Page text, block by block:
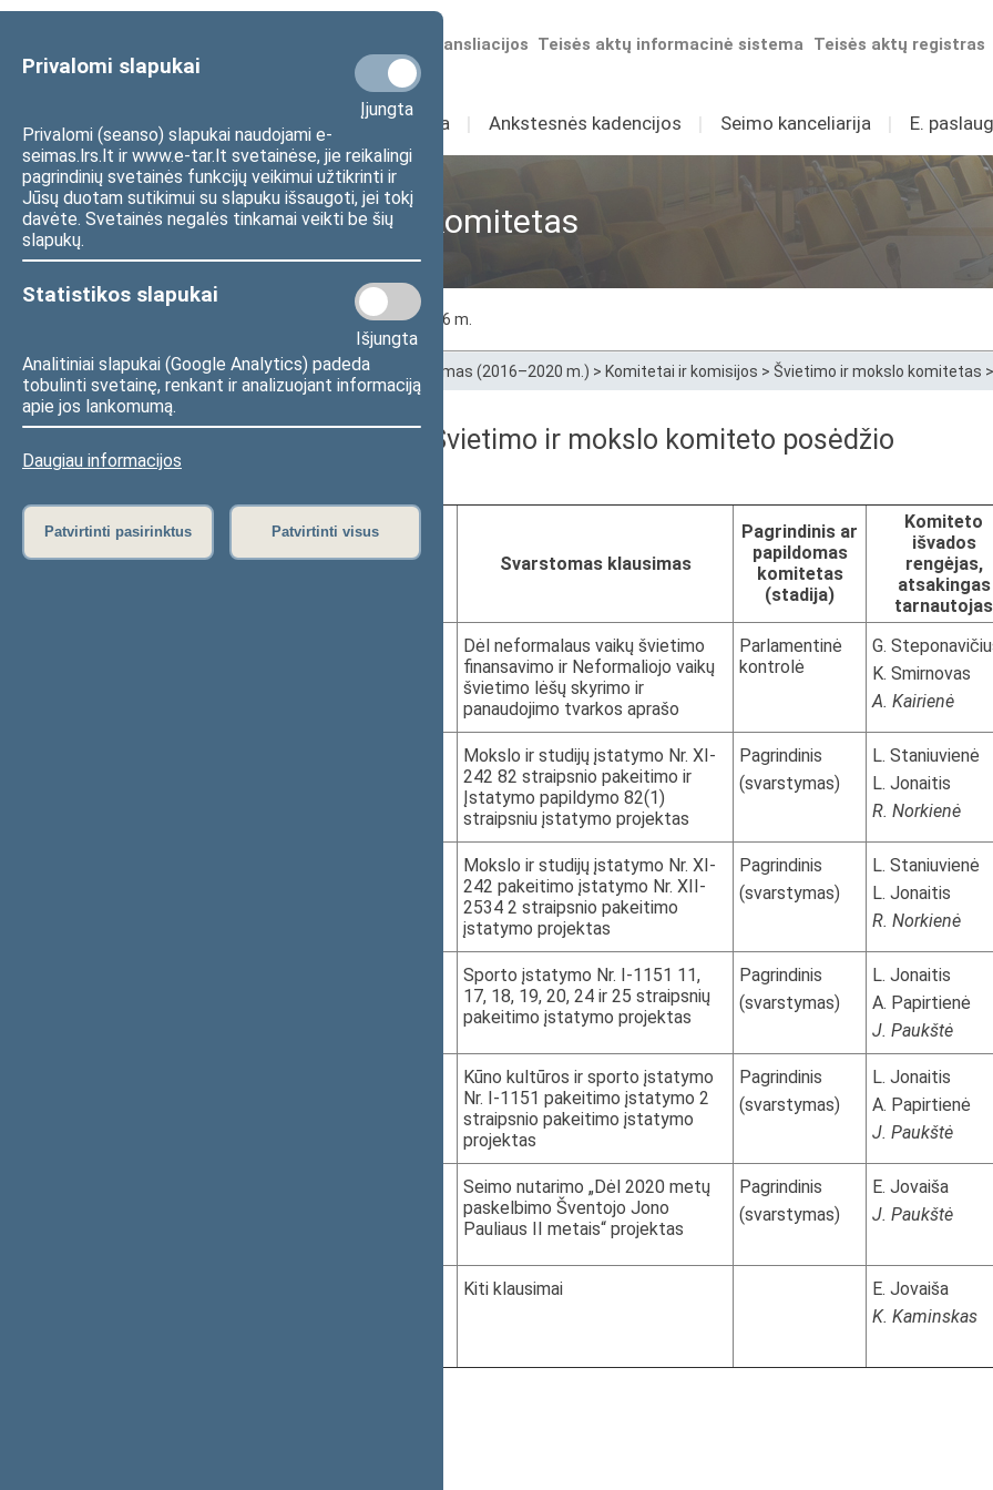
Privalomi slapukai
Įjungta
Privalomi (seanso) slapukai naudojami e-
seimas.lrs.lt ir www.e-tar.lt svetainėse, jie reikalingi
pagrindinių svetainės funkcijų veikimui užtikrinti ir
Jūsų duotam sutikimui su slapuku išsaugoti, jei tokį
davėte. Svetainės negalės tinkamai veikti be šių
slapukų.
Statistikos slapukai
Išjungta
Analitiniai slapukai (Google Analytics) padeda
tobulinti svetainę, renkant ir analizuojant informaciją
apie jos lankomumą.
Daugiau informacijos
Patvirtinti pasirinktus Patvirtinti visus
Teisės aktų registras
Teisės aktų informacinė sistema
Numatomos transliacijos
Sudėtis Veikla I Ankstesnės kadencijos I Seimo kanceliarija I E.
Švietimo ir mokslo komitetas
2017 m. 2016 m.
Pradžia>Ankstesnės kadencijos XII Seimas (2016–2020 m.) > Komitetai ir komisijos > Švietimo ir mokslo komitetas
2019 m. lapkričio 27 d. Švietimo ir mokslo komiteto posėdžio
darbotvarkė
Eil.
Data, laikas,
Projekto Nr. Svarstomas klausimas
Pagrindinis ar
papildomas
komitetas
(stadija)
Komiteto
išvados
rengėjas,
atsakingas
tarnautojas
Dėl neformalaus vaikų švietimo
finansavimo ir Neformaliojo vaikų
švietimo lėšų skyrimo ir
panaudojimo tvarkos aprašo
Parlamentinė
kontrolė
G.
K. Smirnovas
A. Kairienė
Mokslo ir studijų įstatymo Nr. XI-
242 82 straipsnio pakeitimo ir
Įstatymo papildymo 82(1)
straipsniu įstatymo projektas
Pagrindinis
(svarstymas)
L. Staniuvienė
L. Jonaitis
R. Norkienė
Mokslo ir studijų įstatymo Nr. XI-
242 pakeitimo įstatymo Nr. XII-
2534 2 straipsnio pakeitimo
įstatymo projektas
Pagrindinis
(svarstymas)
L. Staniuvienė
L. Jonaitis
R. Norkienė
Sporto įstatymo Nr. I-1151 11,
17, 18, 19, 20, 24 ir 25 straipsnių
pakeitimo įstatymo projektas
Pagrindinis
(svarstymas)
L. Jonaitis
A. Papirtienė
J. Paukštė
Kūno kultūros ir sporto įstatymo
Nr. I-1151 pakeitimo įstatymo 2
straipsnio pakeitimo įstatymo
projektas
Pagrindinis
(svarstymas)
L. Jonaitis
A. Papirtienė
J. Paukštė
Seimo nutarimo „Dėl 2020 metų
paskelbimo Šventojo Jono
Pauliaus II metais“ projektas
Pagrindinis
(svarstymas)
E. Jovaiša
J. Paukštė
Kiti klausimai
E. Jovaiša
K. Kaminskas